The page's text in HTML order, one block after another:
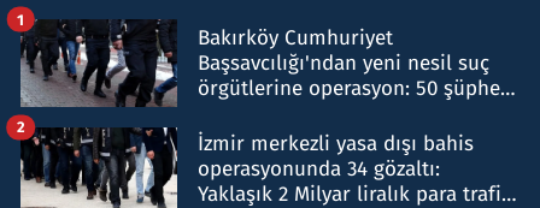
Bakırköy Cumhuriyet
Başsavcılığı'ndan yeni nesil suç
örgütlerine operasyon: 50 şüpheli
1
İzmir merkezli yasa dışı bahis
operasyonunda 34 gözaltı:
Yaklaşık 2 Milyar liralık para trafiği
2